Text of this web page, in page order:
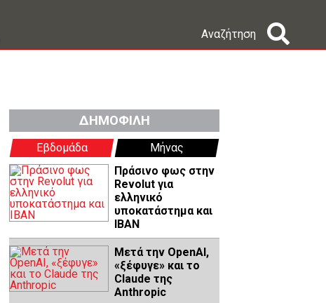
Αναζήτηση
ΔΗΜΟΦΙΛΗ
Εβδομάδα
Μήνας
Πράσινο φως στην
Revolut για
ελληνικό
υποκατάστημα και
IBAN
Μετά την OpenAI,
«ξέφυγε» και το
Claude της
Anthropic